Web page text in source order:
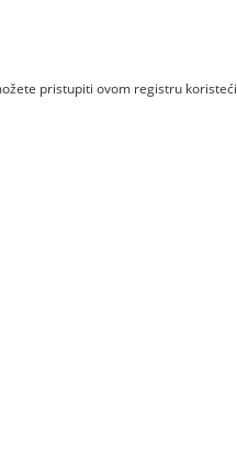
pristupiti ovom registru koristeći